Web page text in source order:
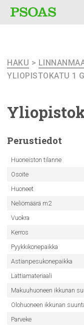
HAKU >
YLIOPISTOKATU 1
Perustiedot
Huoneiston tilanne
Osoite
Huoneet
Neliömäärä m2
Vuokra
Kerros
Pyykkikonepaikka
Astianpesukonepaikka
Lattiamateriaali
Makuuhuoneen ikkunan
Olohuoneen ikkunan
Parveke